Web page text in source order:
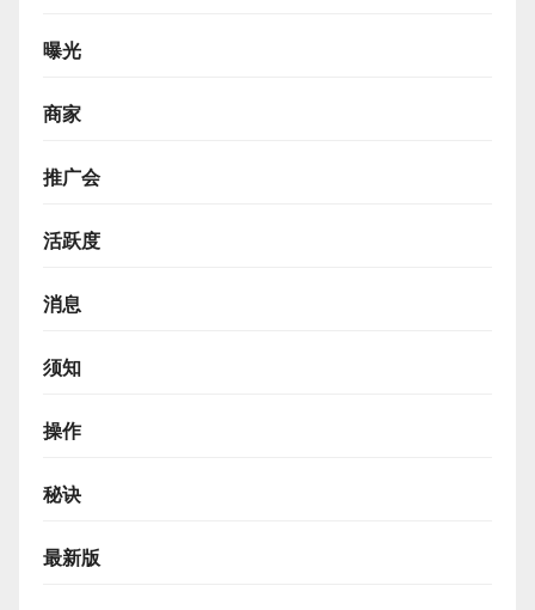
曝光
商家
推广会
活跃度
消息
须知
操作
秘诀
最新版